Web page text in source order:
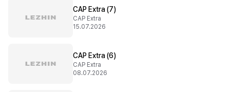
CAP Extra (7)
CAP Extra
15.07.2026
CAP Extra (6)
CAP Extra
08.07.2026